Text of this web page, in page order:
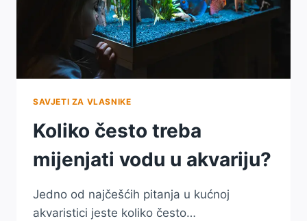
SAVJETI ZA VLASNIKE
Koliko često treba
mijenjati vodu u akvariju?
Jedno od najčešćih pitanja u kućnoj
akvaristici jeste koliko često…